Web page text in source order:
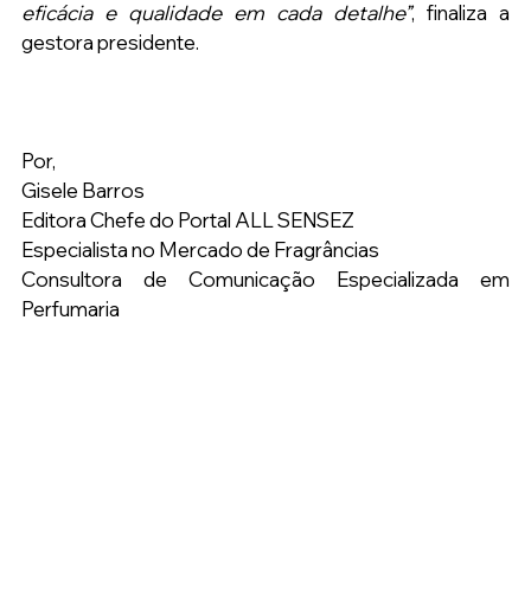
eficácia e qualidade em cada detalhe”, finaliza a
gestora presidente.
Por,
Gisele Barros
Editora Chefe do Portal ALL SENSEZ
Especialista no Mercado de Fragrâncias
Consultora de Comunicação Especializada em
Perfumaria